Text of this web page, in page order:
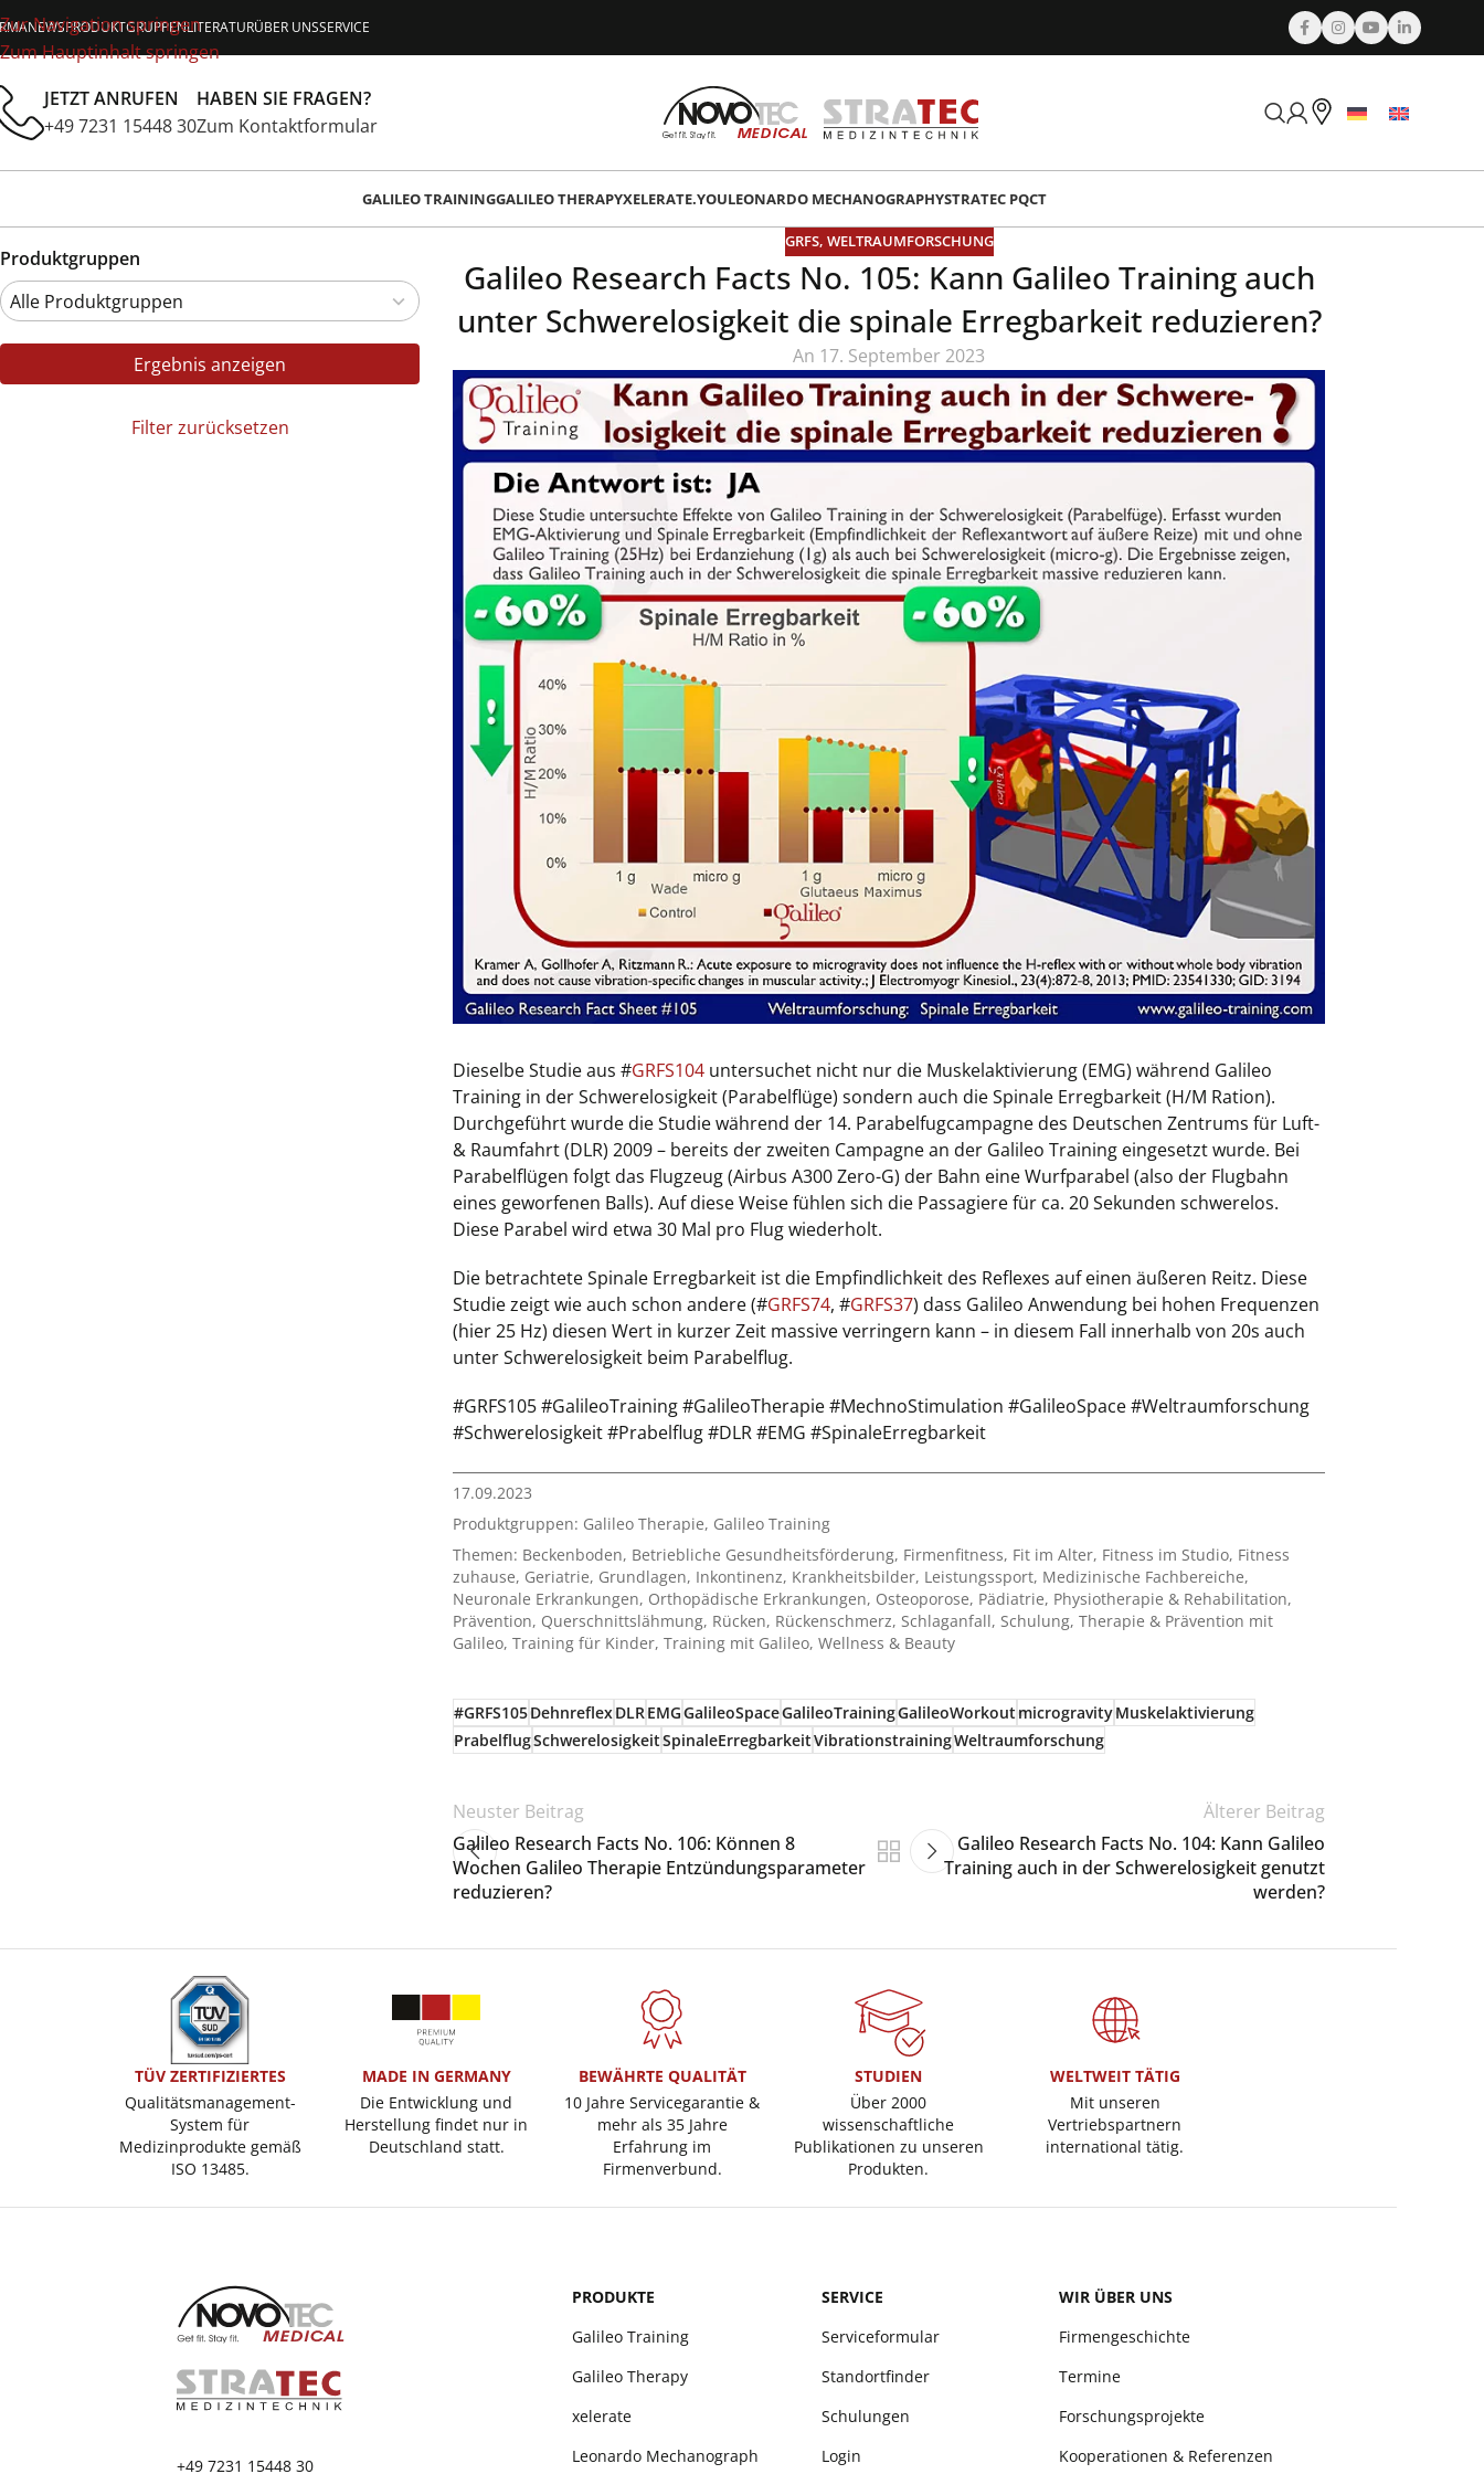
Zur Navigation springen
Zum Hauptinhalt springen
NEWSPRODUKTGRUPPENLITERATURÜBER UNSSERVICE
JETZT ANRUFEN
+49 7231 15448 30
HABEN SIE FRAGEN?
Zum Kontaktformular
GALILEO TRAININGGALILEO THERAPYXELERATE.YOULEONARDO MECHANOGRAPHYSTRATEC PQCT
Produktgruppen
Ergebnis anzeigen
Filter zurücksetzen
GRFS, WELTRAUMFORSCHUNG
Galileo Research Facts No. 105: Kann Galileo Training auch
unter Schwerelosigkeit die spinale Erregbarkeit reduzieren?
An 17. September 2023
Dieselbe Studie aus #GRFS104 untersuchet nicht nur die Muskelaktivierung (EMG) während Galileo
Training in der Schwerelosigkeit (Parabelflüge) sondern auch die Spinale Erregbarkeit (H/M Ration).
Durchgeführt wurde die Studie während der 14. Parabelfugcampagne des Deutschen Zentrums für Luft-
& Raumfahrt (DLR) 2009 – bereits der zweiten Campagne an der Galileo Training eingesetzt wurde. Bei
Parabelflügen folgt das Flugzeug (Airbus A300 Zero-G) der Bahn eine Wurfparabel (also der Flugbahn
eines geworfenen Balls). Auf diese Weise fühlen sich die Passagiere für ca. 20 Sekunden schwerelos.
Diese Parabel wird etwa 30 Mal pro Flug wiederholt.
Die betrachtete Spinale Erregbarkeit ist die Empfindlichkeit des Reflexes auf einen äußeren Reitz. Diese
Studie zeigt wie auch schon andere (#GRFS74, #GRFS37) dass Galileo Anwendung bei hohen Frequenzen
(hier 25 Hz) diesen Wert in kurzer Zeit massive verringern kann – in diesem Fall innerhalb von 20s auch
unter Schwerelosigkeit beim Parabelflug.
#GRFS105 #GalileoTraining #GalileoTherapie #MechnoStimulation #GalileoSpace #Weltraumforschung
#Schwerelosigkeit #Prabelflug #DLR #EMG #SpinaleErregbarkeit
17.09.2023
Produktgruppen: Galileo Therapie, Galileo Training
Themen: Beckenboden, Betriebliche Gesundheitsförderung, Firmenfitness, Fit im Alter, Fitness im Studio, Fitness
zuhause, Geriatrie, Grundlagen, Inkontinenz, Krankheitsbilder, Leistungssport, Medizinische Fachbereiche,
Neuronale Erkrankungen, Orthopädische Erkrankungen, Osteoporose, Pädiatrie, Physiotherapie & Rehabilitation,
Prävention, Querschnittslähmung, Rücken, Rückenschmerz, Schlaganfall, Schulung, Therapie & Prävention mit
Galileo, Training für Kinder, Training mit Galileo, Wellness & Beauty
#GRFS105DehnreflexDLREMGGalileoSpaceGalileoTrainingGalileoWorkoutmicrogravityMuskelaktivierung
PrabelflugSchwerelosigkeitSpinaleErregbarkeitVibrationstrainingWeltraumforschung
Neuster Beitrag
Galileo Research Facts No. 106: Können 8
Wochen Galileo Therapie Entzündungsparameter
reduzieren?
Älterer Beitrag
Galileo Research Facts No. 104: Kann Galileo
Training auch in der Schwerelosigkeit genutzt
werden?
TÜV ZERTIFIZIERTES
Qualitätsmanagement-
System für
Medizinprodukte gemäß
ISO 13485.
MADE IN GERMANY
Die Entwicklung und
Herstellung findet nur in
Deutschland statt.
BEWÄHRTE QUALITÄT
10 Jahre Servicegarantie &
mehr als 35 Jahre
Erfahrung im
Firmenverbund.
STUDIEN
Über 2000
wissenschaftliche
Publikationen zu unseren
Produkten.
WELTWEIT TÄTIG
Mit unseren
Vertriebspartnern
international tätig.
+49 7231 15448 30
PRODUKTE
Galileo Training
Galileo Therapy
xelerate
Leonardo Mechanograph
SERVICE
Serviceformular
Standortfinder
Schulungen
Login
WIR ÜBER UNS
Firmengeschichte
Termine
Forschungsprojekte
Kooperationen & Referenzen